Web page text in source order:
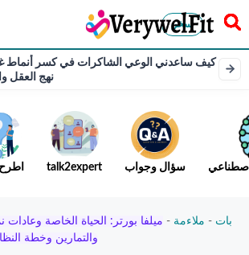
سخر
كيف ساعدني الوعي الشاكرات في كسر أنماط
نهج العقل
talk2expert سؤال وجواب
بات - ملاءمة - ميلفا بورتر: الحياة الخاصة وعادات
والتمارين وخطة